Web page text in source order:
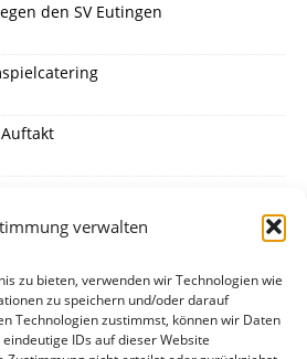
verwalten
zu bieten, verwenden wir Technologien wie
zu speichern und/oder darauf
Technologien zustimmst, können wir Daten
IDs auf dieser Website
den SV Eutingen